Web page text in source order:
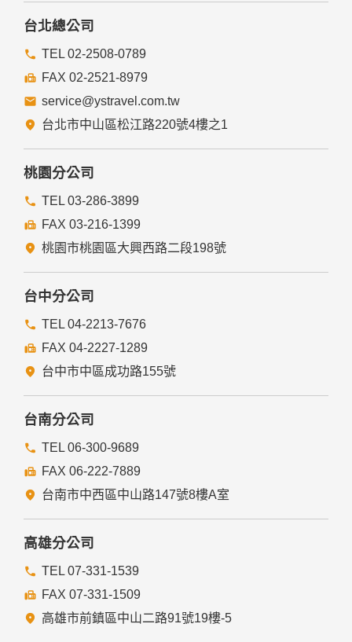
台北總公司
TEL 02-2508-0789
FAX 02-2521-8979
service@ystravel.com.tw
台北市中山區松江路220號4樓之1
桃園分公司
TEL 03-286-3899
FAX 03-216-1399
桃園市桃園區大興西路二段198號
台中分公司
TEL 04-2213-7676
FAX 04-2227-1289
台中市中區成功路155號
台南分公司
TEL 06-300-9689
FAX 06-222-7889
台南市中西區中山路147號8樓A室
高雄分公司
TEL 07-331-1539
FAX 07-331-1509
高雄市前鎮區中山二路91號19樓-5